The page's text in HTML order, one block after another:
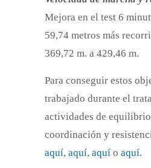
Mejora en el test 6
59,74 metros más
369,72 m. a 429,46 m.
Para conseguir estos
trabajado durante el
actividades de
coordinación y
aquí, aquí, aquí o aquí.